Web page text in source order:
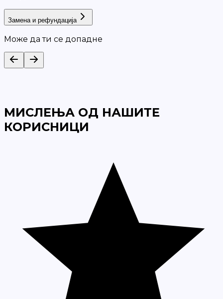
Замена и рефундација
Може да ти се допадне
МИСЛЕЊА ОД НАШИТЕ
КОРИСНИЦИ